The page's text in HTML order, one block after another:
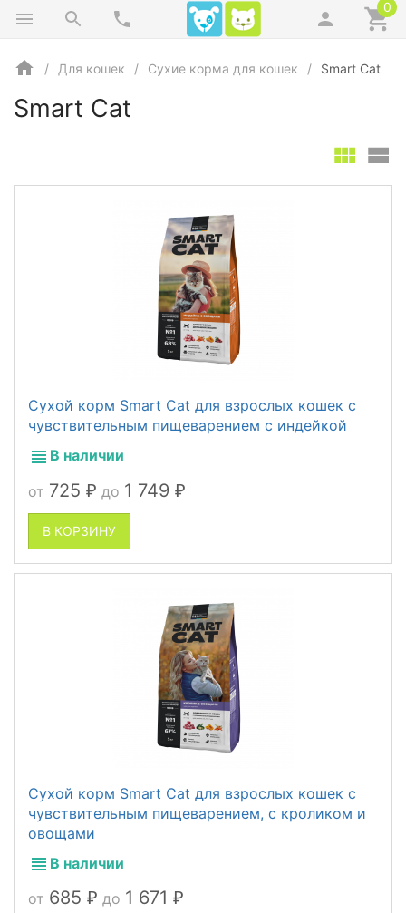
0
Для кошек Сухие корма для кошек Smart Cat
Smart Cat
Сухой корм Smart Cat для взрослых кошек c
чувствительным пищеварением с индейкой
В наличии
от 725 ₽ до 1 749 ₽
В КОРЗИНУ
Сухой корм Smart Cat для взрослых кошек с
чувствительным пищеварением, с кроликом и
овощами
В наличии
от 685 ₽ до 1 671 ₽